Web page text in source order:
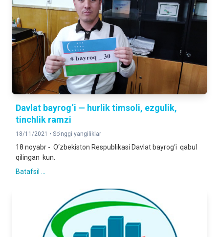
Davlat bayrog‘i — hurlik timsoli, ezgulik,
tinchlik ramzi
18/11/2021 • So'nggi yangiliklar
18 noyabr - O‘zbekiston Respublikasi Davlat bayrog‘i qabul
qilingan kun.
Batafsil ...